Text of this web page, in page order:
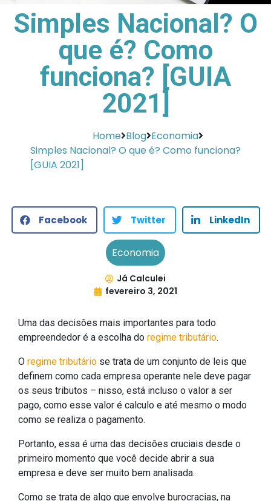
Simples Nacional? O
que é? Como
funciona? [GUIA
2021]
Home Blog Economia
Simples Nacional? O que é? Como funciona?
[GUIA 2021]
Facebook Twitter LinkedIn
Economia
Já Calculei
fevereiro 3, 2021
Uma das decisões mais importantes para todo
empreendedor é a escolha do regime tributário.
O regime tributário se trata de um conjunto de leis que
definem como cada empresa operante nele deve pagar
os seus tributos – nisso, está incluso o valor a ser
pago, como esse valor é calculo e até mesmo o modo
como se realiza o pagamento.
Portanto, essa é uma das decisões cruciais desde o
primeiro momento que você decide abrir a sua
empresa e deve ser muito bem analisada.
Como se trata de algo que envolve burocracias, na